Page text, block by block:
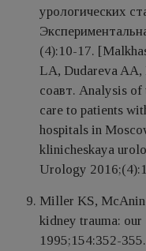
урологических
(4):10-17.
LA, Dudareva
соавт. Analysis
care to patients
hospitals in
klinicheskaya
Urology
Millеr KS,
kidney trauma:
1995;154:352-355.